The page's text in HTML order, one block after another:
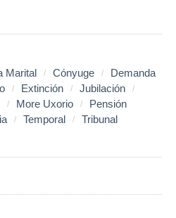
Marital Cónyuge
Demanda
Extinción
Jubilación
More Uxorio
Pensión
Temporal
Tribunal